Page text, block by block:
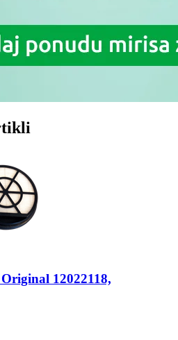
12022118,